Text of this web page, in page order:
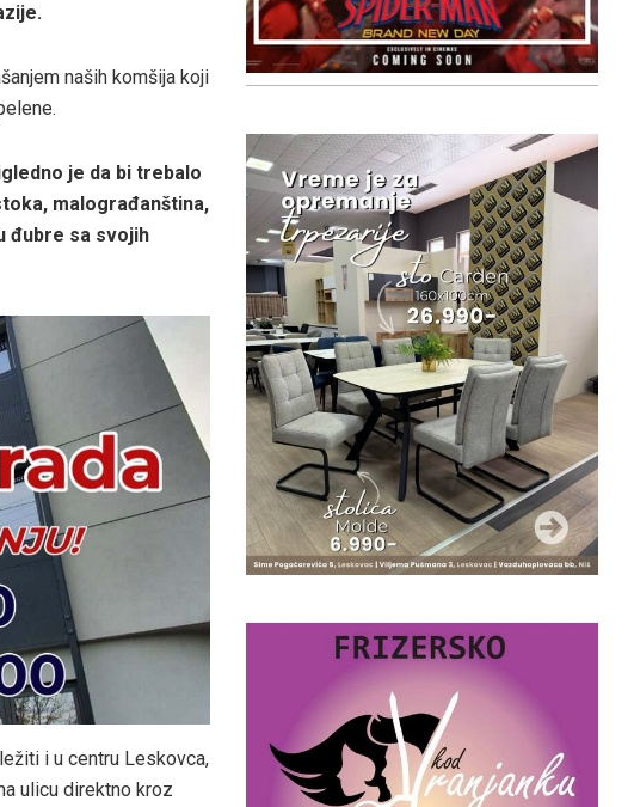
naših komšija koji
je da bi trebalo
malograđanština,
đubre sa svojih
i u centru Leskovca,
ulicu direktno kroz